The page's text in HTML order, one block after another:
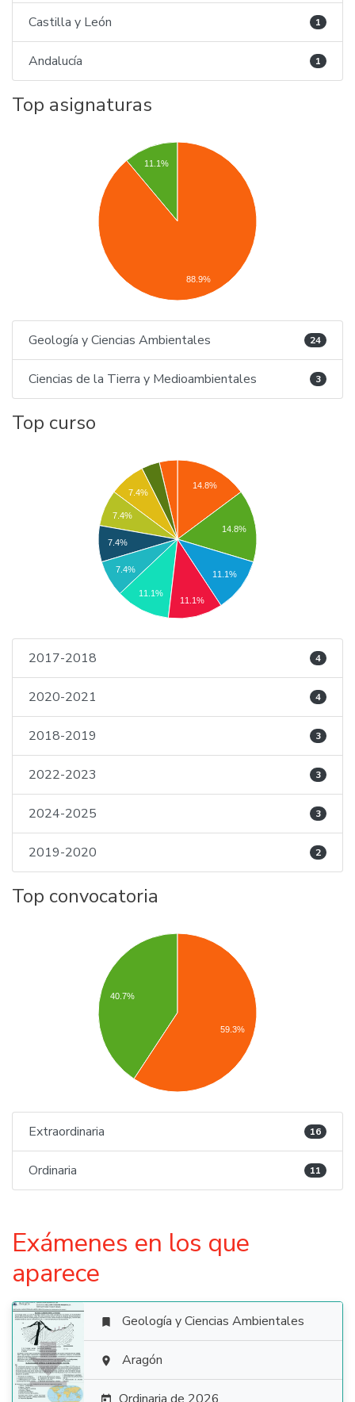
Castilla y León 1
Andalucía 1
Top asignaturas
11.1%
88.9%
Geología y Ciencias Ambientales 24
Ciencias de la Tierra y Medioambientales 3
Top curso
14.8%
14.8%
11.1%
7.4%
7.4%
7.4%
7.4%
11.1%
11.1%
2017-2018 4
2020-2021 4
2018-2019 3
2022-2023 3
2024-2025 3
2019-2020 2
Top convocatoria
40.7%
59.3%
Extraordinaria 16
Ordinaria 11
Exámenes en los que
aparece

 Geología y Ciencias Ambientales
 Aragón